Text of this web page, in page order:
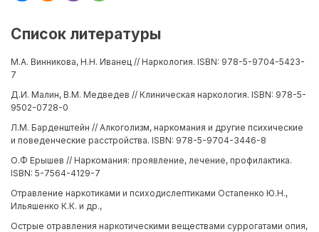
Список литературы
М.А. Винникова, Н.Н. Иванец // Наркология. ISBN: 978-5-9704-5423-
7
Д.И. Малин, В.М. Медведев // Клиническая наркология. ISBN: 978-5-
9502-0728-0
Л.М. Барденштейн // Алкоголизм, наркомания и другие психические
и поведенческие расстройства. ISBN: 978-5-9704-3446-8
О.Ф Ерышев // Наркомания: проявление, лечение, профилактика.
ISBN: 5-7564-4129-7
Отравление наркотиками и психодислептиками Остапенко Ю.Н.,
Ильяшенко К.К. и др.,
Острые отравления наркотическими веществами суррогатами опия,